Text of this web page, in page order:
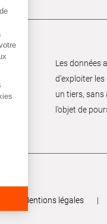
Les données
d’exploiter
un tiers,
l’objet de
Mentions légales